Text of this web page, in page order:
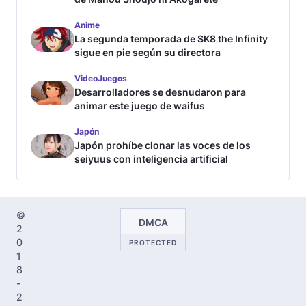
Anime
La segunda temporada de SK8 the Infinity
sigue en pie según su directora
VideoJuegos
Desarrolladores se desnudaron para
animar este juego de waifus
Japón
Japón prohíbe clonar las voces de los
seiyuus con inteligencia artificial
©
2
0
1
8
-
2
DMCA
PROTECTED